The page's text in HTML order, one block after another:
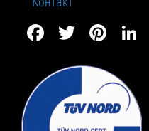
FacebookTwitter Pinterest